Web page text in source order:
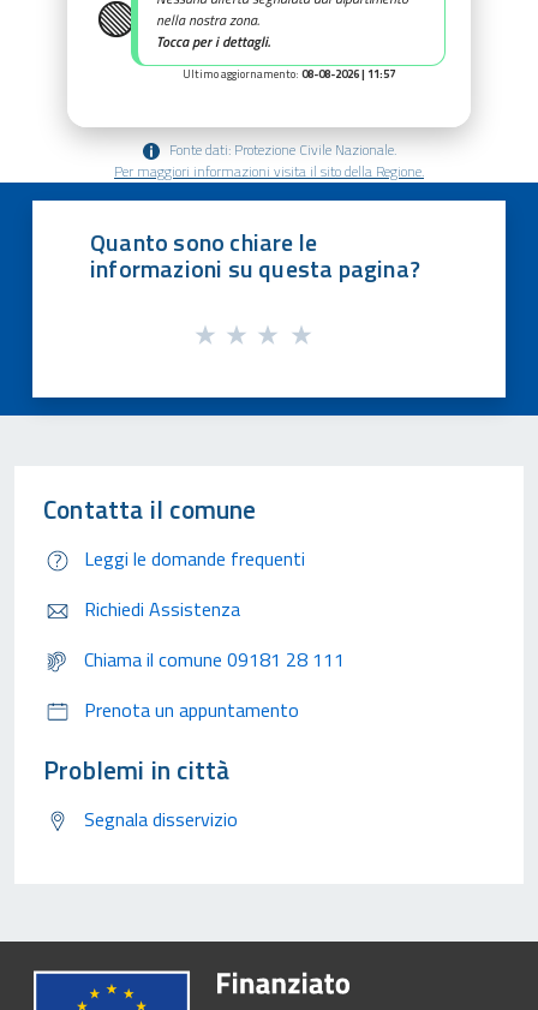
🟢
nella nostra zona.
Tocca per i dettagli.
Ultimo aggiornamento: 08-08-2026 | 11:57
Fonte dati: Protezione Civile Nazionale.
Per maggiori informazioni visita il sito della Regione.
Quanto sono chiare le
informazioni su questa pagina?
Contatta il comune
Leggi le domande frequenti
Richiedi Assistenza
Chiama il comune 09181 28 111
Prenota un appuntamento
Problemi in città
Segnala disservizio